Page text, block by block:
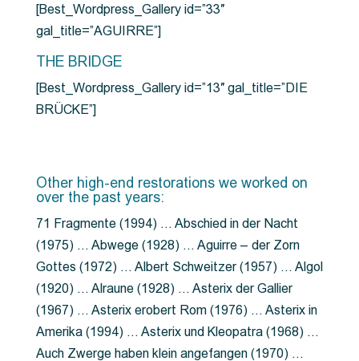
[Best_Wordpress_Gallery id=”33″
gal_title=”AGUIRRE”]
THE BRIDGE
[Best_Wordpress_Gallery id=”13″ gal_title=”DIE
BRÜCKE”]
Other high-end restorations we worked on
over the past years:
71 Fragmente (1994) … Abschied in der Nacht
(1975) … Abwege (1928) … Aguirre – der Zorn
Gottes (1972) … Albert Schweitzer (1957) … Algol
(1920) … Alraune (1928) … Asterix der Gallier
(1967) … Asterix erobert Rom (1976) … Asterix in
Amerika (1994) … Asterix und Kleopatra (1968) …
Auch Zwerge haben klein angefangen (1970) …